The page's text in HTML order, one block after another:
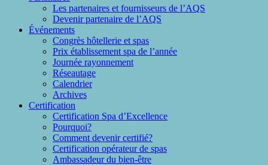
Les partenaires et fournisseurs de l’AQS
Devenir partenaire de l’AQS
Événements
Congrès hôtellerie et spas
Prix établissement spa de l’année
Journée rayonnement
Réseautage
Calendrier
Archives
Certification
Certification Spa d’Excellence
Pourquoi?
Comment devenir certifié?
Certification opérateur de spas
Ambassadeur du bien-être